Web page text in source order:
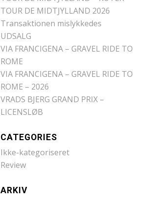
TOUR DE MIDTJYLLAND 2026
Transaktionen mislykkedes
UDSALG
VIA FRANCIGENA – GRAVEL RIDE TO
ROME
VIA FRANCIGENA – GRAVEL RIDE TO
ROME – 2026
VRADS BJERG GRAND PRIX –
LICENSLØB
CATEGORIES
Ikke-kategoriseret
Review
ARKIV